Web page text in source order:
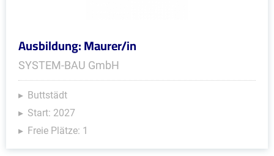
Ausbildung: Maurer/in
SYSTEM-BAU GmbH
Buttstädt
Start: 2027
Freie Plätze: 1